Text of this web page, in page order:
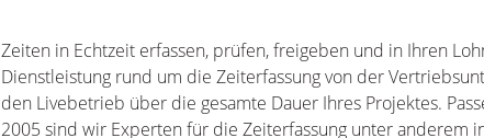
Zeiten in Echtzeit erfassen, prüfen, freigeben und in Ihren
Dienstleistung rund um die Zeiterfassung von der
den Livebetrieb über die gesamte Dauer Ihres Projektes.
2005 sind wir Experten für die Zeiterfassung unter anderem